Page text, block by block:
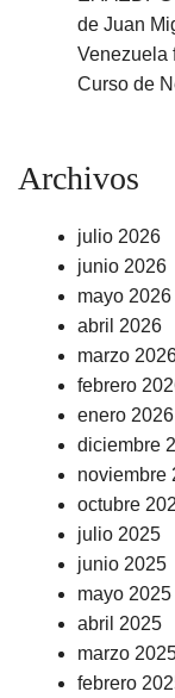
de Juan
Venezuela
Curso de
Archivos
julio 2026
junio 2026
mayo 2026
abril 2026
marzo
febrero
enero 2026
diciembre
noviembre
octubre
julio 2025
junio 2025
mayo 2025
abril 2025
marzo
febrero